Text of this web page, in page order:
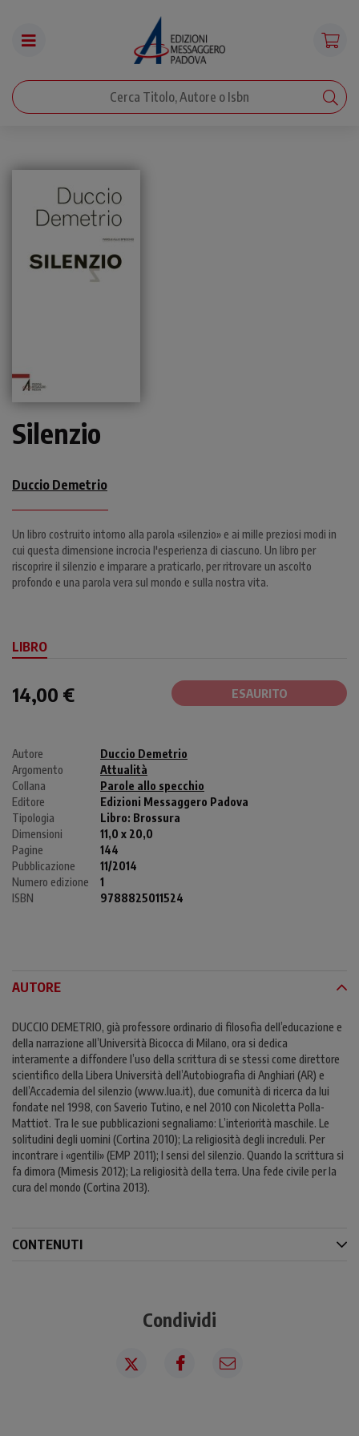
Silenzio
Duccio Demetrio
Un libro costruito intorno alla parola «silenzio» e ai mille preziosi modi in
cui questa dimensione incrocia l'esperienza di ciascuno. Un libro per
riscoprire il silenzio e imparare a praticarlo, per ritrovare un ascolto
profondo e una parola vera sul mondo e sulla nostra vita.
LIBRO
14,00 € ESAURITO
Autore
Duccio Demetrio
Argomento
Attualità
Collana
Parole allo specchio
Editore
Edizioni Messaggero Padova
Tipologia
Libro: Brossura
Dimensioni
11,0 x 20,0
Pagine
144
Pubblicazione
11/2014
Numero edizione
1
ISBN
9788825011524
AUTORE
DUCCIO DEMETRIO, già professore ordinario di filosofia dell’educazione e
della narrazione all’Università Bicocca di Milano, ora si dedica
interamente a diffondere l’uso della scrittura di se stessi come direttore
scientifico della Libera Università dell’Autobiografia di Anghiari (AR) e
dell’Accademia del silenzio (www.lua.it), due comunità di ricerca da lui
fondate nel 1998, con Saverio Tutino, e nel 2010 con Nicoletta Polla-
Mattiot. Tra le sue pubblicazioni segnaliamo: L’interiorità maschile. Le
solitudini degli uomini (Cortina 2010); La religiosità degli increduli. Per
incontrare i «gentili» (EMP 2011); I sensi del silenzio. Quando la scrittura si
fa dimora (Mimesis 2012); La religiosità della terra. Una fede civile per la
cura del mondo (Cortina 2013).
CONTENUTI
Condividi